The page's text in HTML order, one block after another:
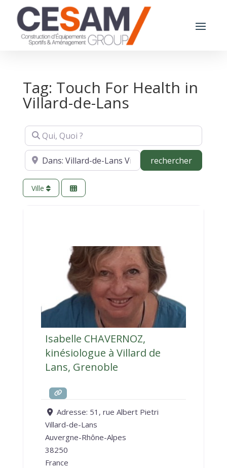
Tag: Touch For Health in
Villard-de-Lans
Qui, Quoi ?
Où ? rechercher
Ville
Isabelle CHAVERNOZ,
kinésiologue à Villard de
Lans, Grenoble
Adresse: 51, rue Albert Pietri
Villard-de-Lans
Auvergne-Rhône-Alpes
38250
France